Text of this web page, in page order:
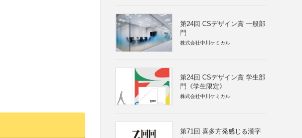
第24回 CSデザイン賞 一般部
門
株式会社中川ケミカル
第24回 CSデザイン賞 学生部
門《学生限定》
株式会社中川ケミカル
第71回 喜多方発感じる漢字